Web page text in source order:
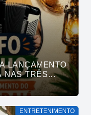
LANÇAMENTO
NAS TRÊS
ENTRETENIMENTO